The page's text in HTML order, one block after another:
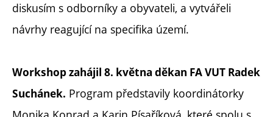
diskusím s odborníky a obyvateli, a vytvářeli
návrhy reagující na specifika území.
Workshop zahájil 8. května děkan FA VUT Radek
Suchánek. Program představily koordinátorky